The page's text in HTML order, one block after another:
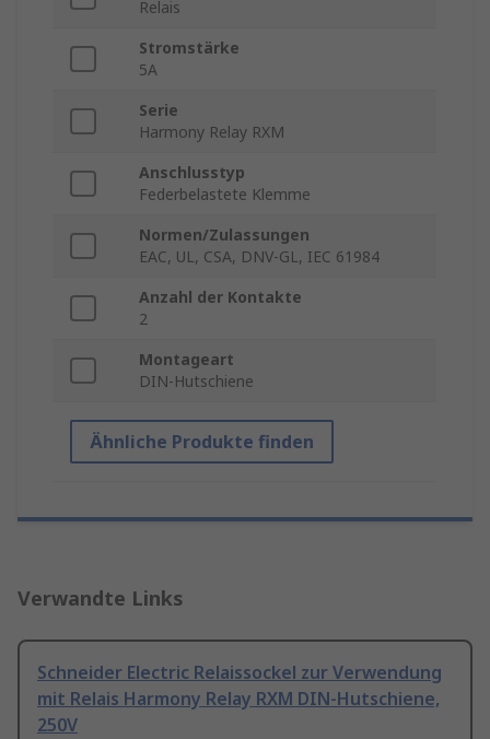
Relais
Stromstärke
5A
Serie
Harmony Relay RXM
Anschlusstyp
Federbelastete Klemme
Normen/Zulassungen
EAC, UL, CSA, DNV-GL, IEC 61984
Anzahl der Kontakte
2
Montageart
DIN-Hutschiene
Ähnliche Produkte finden
Verwandte Links
Schneider Electric Relaissockel zur Verwendung
mit Relais Harmony Relay RXM DIN-Hutschiene,
250V